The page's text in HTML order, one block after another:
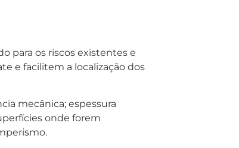
para os riscos existentes e
e facilitem a localização dos
mecânica; espessura
onde forem